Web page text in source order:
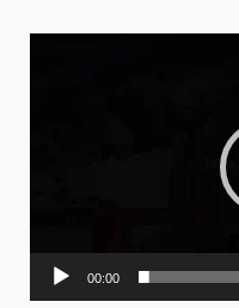
00:00